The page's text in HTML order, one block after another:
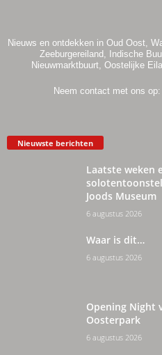
Nieuws en ontdekken in Oud Oost,
Zeeburgereiland, Indische
Nieuwmarktbuurt, Oostelijke
Neem contact met ons op:
Nieuwste berichten
Laatste weken
Joods Museum
6 augustus 2026
Waar is dit…
6 augustus 2026
Opening Night
Oosterpark
6 augustus 2026